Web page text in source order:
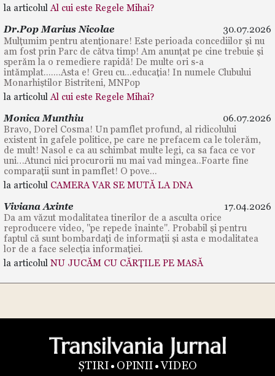
la articolul Al cui este Regele Mihai?
Dr.Pop Marius Nicolae
30.07.2026
Mulțumim pentru atenționare! Este perioada concediilor și nu
am fost prin Parc de cătva timp! Am anunțat pe cine trebuie și
sperăm la o remediere rapidă! De multe ori s-a
intămplat.......Asta e! Greu cu...educația! In numele Clubului
Monarhiștilor Bistriteni, MNPop
la articolul Al cui este Regele Mihai?
Monica Munthiu
06.07.2026
Bravo, Dorel Cosma! Un pamflet profund, al ridicolului
existent în gafele politice, pe care ne prefacem ca le tolerăm,
de mult! Nasol e ca au schimbat multe legi, ca sa faca ce vor
uni…Atunci nici procurorii nu mai vad mingea..Foarte fine
comparații sunt in pamflet! O pove...
la articolul CAMERA VAR SE MUTĂ LA DNA
Viviana Axinte
17.04.2026
Da am văzut modalitatea tinerilor de a asculta orice
reproducere video, "pe repede înainte". Probabil și pentru
faptul că sunt bombardați de informații și asta e modalitatea
lor de a face selecția informației.
la articolul NU JUCĂM CU CĂRȚILE PE MASĂ
ȘTIRI OPINII VIDEO